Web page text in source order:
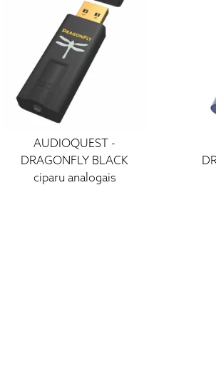
AUDIOQUEST -
DRAGONFLY BLACK
ciparu analogais